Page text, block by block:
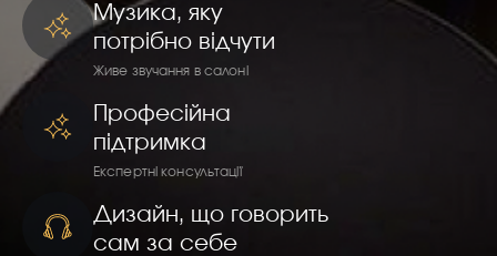
Музика, яку
потрібно відчути
Живе звучання в салоні
Професійна
підтримка
Експертні консультації
Дизайн, що говорить
сам за себе